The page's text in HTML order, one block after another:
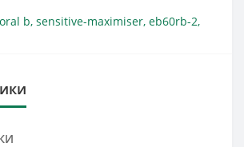
oral b, sensitive-maximiser, eb60rb-2,